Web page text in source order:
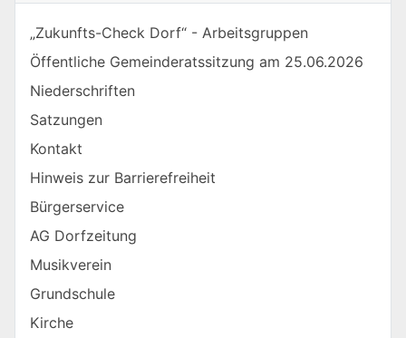
„Zukunfts-Check Dorf“ - Arbeitsgruppen
Öffentliche Gemeinderatssitzung am 25.06.2026
Niederschriften
Satzungen
Kontakt
Hinweis zur Barrierefreiheit
Bürgerservice
AG Dorfzeitung
Musikverein
Grundschule
Kirche